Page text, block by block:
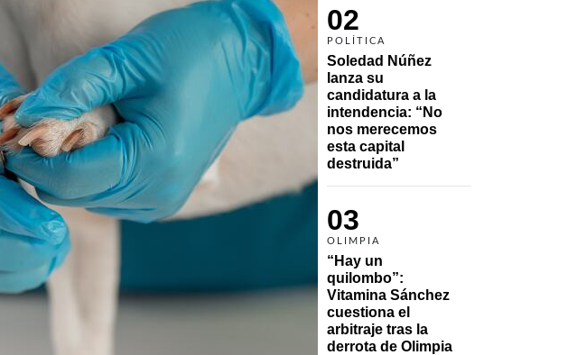
02
POLÍTICA
Soledad Núñez
lanza su
candidatura a la
intendencia: “No
nos merecemos
esta capital
destruida”
03
OLIMPIA
“Hay un
quilombo”:
Vitamina Sánchez
cuestiona el
arbitraje tras la
derrota de Olimpia